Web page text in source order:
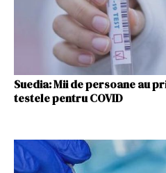
Suedia: Mii de persoane au
testele pentru COVID